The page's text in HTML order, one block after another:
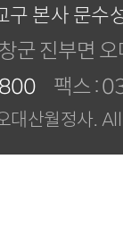
구 본사 문수
군 진부면
팩스 :
대산월정사.